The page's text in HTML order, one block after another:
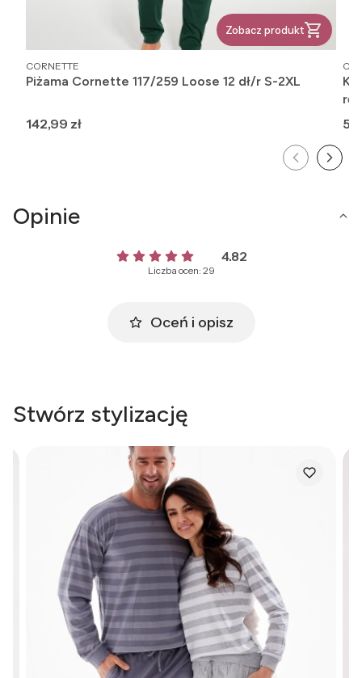
Zobacz produkt
PRODUCENT
CORNETTE
Piżama Cornette 117/259 Loose 12 dł/r S-2XL
Cena
142,99 zł
Opinie
4.82
Liczba ocen: 29
Oceń i opisz
Stwórz stylizację